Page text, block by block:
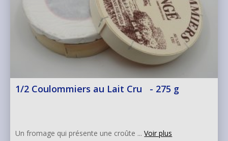
1/2 Coulommiers au Lait Cru - 275 g
Un fromage qui présente une croûte ...Voir plus